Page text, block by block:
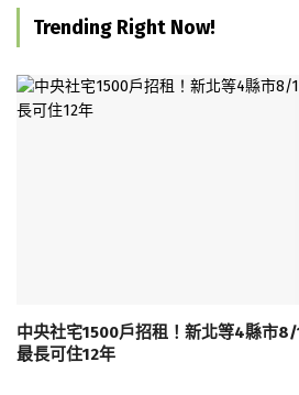
Trending Right Now!
中央社宅1500戶招租！新北等4縣市
最長可住12年